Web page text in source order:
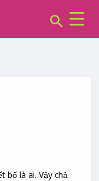
Search
bố là ai. Vậy chả